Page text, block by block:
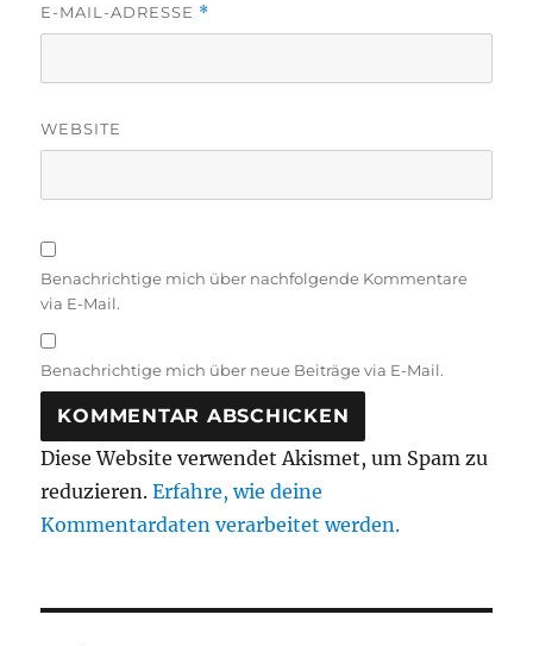
E-MAIL-ADRESSE *
WEBSITE
Benachrichtige mich über nachfolgende Kommentare
via E-Mail.
Benachrichtige mich über neue Beiträge via E-Mail.
Diese Website verwendet Akismet, um Spam zu
reduzieren.Erfahre, wie deine
Kommentardaten verarbeitet werden.